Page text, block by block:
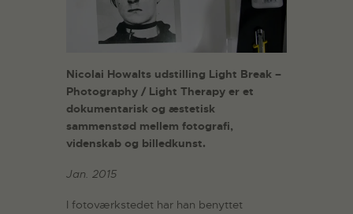
Nicolai Howalts udstilling Light Break –
Photography / Light Therapy er et
dokumentarisk og æstetisk
sammenstød mellem fotografi,
videnskab og billedkunst.
Jan. 2015
I fotoværkstedet har han benyttet